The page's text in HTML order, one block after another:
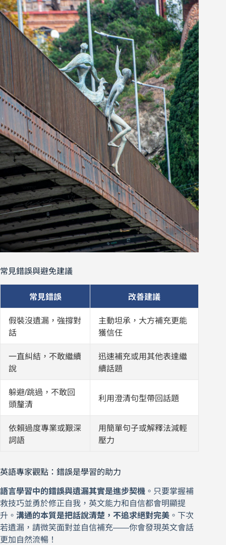
常見錯誤與避免建議
常見錯誤 改善建議
假裝沒遺漏，強撐對
話
主動坦承，大方補充更能
獲信任
一直糾結，不敢繼續
說
迅速補充或用其他表達繼
續話題
躲避/跳過，不敢回
頭釐清
利用澄清句型帶回話題
依賴過度專業或艱深
詞語
用簡單句子或解釋法減輕
壓力
英語專家觀點：錯誤是學習的助力
語言學習中的錯誤與遺漏其實是進步契機 。只要掌握補
救技巧並勇於修正自我，英文能力和自信都會明顯提
升。 溝通的本質是把話說清楚，不追求絕對完美 。下次
若遺漏，請微笑面對並自信補充——你會發現英文會話
更加自然流暢！